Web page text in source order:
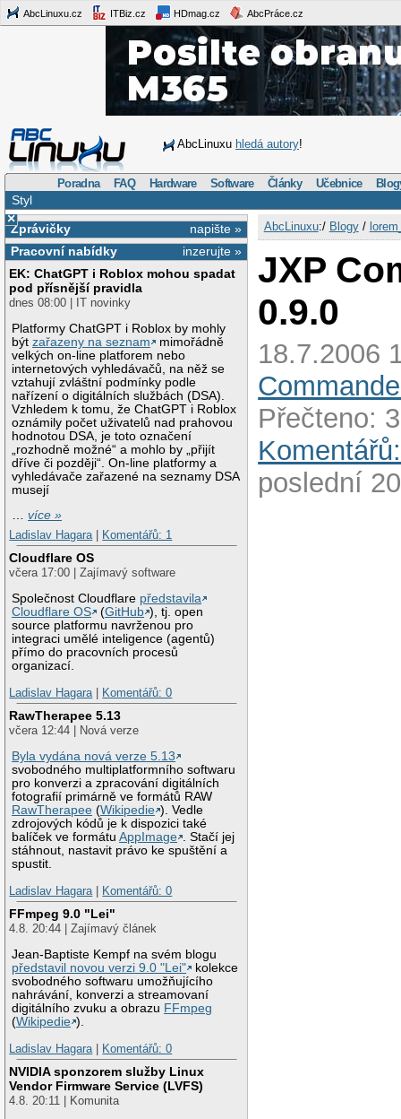
AbcLinuxu.cz ITBiz.cz HDmag.cz AbcPráce.cz
AbcLinuxu hledá autory!
Poradna FAQ Hardware Software Články Učebnice
Styl
×
napište »
Zprávičky
inzerujte »
Pracovní nabídky
EK: ChatGPT i Roblox mohou spadat
pod přísnější pravidla
dnes 08:00 | IT novinky
Platformy ChatGPT i Roblox by mohly
býtzařazeny na seznam
mimořádně
velkých on-line platforem nebo
internetových vyhledávačů, na něž se
vztahují zvláštní podmínky podle
nařízení o digitálních službách (DSA).
Vzhledem k tomu, že ChatGPT i Roblox
oznámily počet uživatelů nad prahovou
hodnotou DSA, je toto označení
„rozhodně možné“ a mohlo by „přijít
dříve či později“. On-line platformy a
vyhledávače zařazené na seznamy DSA
musejí
…více »
Ladislav Hagara
Komentářů: 1
Cloudflare OS
včera 17:00 | Zajímavý software
Společnost Cloudflare představila
Cloudflare OS
(GitHub ), tj. open
source platformu navrženou pro
integraci umělé inteligence (agentů)
přímo do pracovních procesů
organizací.
Ladislav Hagara
Komentářů: 0
RawTherapee 5.13
včera 12:44 | Nová verze
Byla vydána nová verze 5.13
svobodného multiplatformního softwaru
pro konverzi a zpracování digitálních
fotografií primárně ve formátů RAW
RawTherapee (Wikipedie ). Vedle
zdrojových kódů je k dispozici také
balíček ve formátuAppImage . Stačí jej
stáhnout, nastavit právo ke spuštění a
spustit.
Ladislav Hagara
Komentářů: 0
FFmpeg 9.0 "Lei"
4.8. 20:44 | Zajímavý článek
Jean-Baptiste Kempf na svém blogu
představil novou verzi 9.0 "Lei"
kolekce
svobodného softwaru umožňujícího
nahrávání, konverzi a streamovaní
digitálního zvuku a obrazu FFmpeg
(Wikipedie ).
Ladislav Hagara
Komentářů: 0
NVIDIA sponzorem služby Linux
Vendor Firmware Service (LVFS)
4.8. 20:11 | Komunita
AbcLinuxu:/ Blogy/
JXP
0.9.0
18.7.2006
Přečteno:
poslední